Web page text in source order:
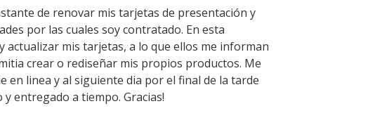
de renovar mis tarjetas de presentación y
por las cuales soy contratado. En esta
mis tarjetas, a lo que ellos me informan
crear o rediseñar mis propios productos. Me
en linea y al siguiente dia por el final de la tarde
entregado a tiempo. Gracias!